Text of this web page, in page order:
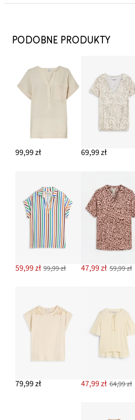
62,99 zł
Klapki
114,99 zł
DODAJ DO KOSZYKA
Bransoletka
49,99 zł
PODOBNE PRODUKTY
99,99 zł 69,99 zł
59,99 zł 99,99 zł 47,99 zł 59,99 zł
79,99 zł 47,99 zł 64,99 zł